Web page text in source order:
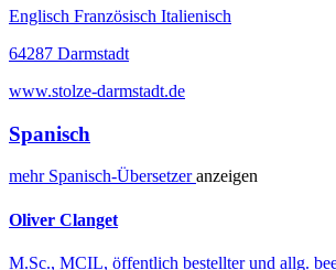
Englisch Französisch Italienisch
64287 Darmstadt
www.stolze-darmstadt.de
Spanisch
mehr Spanisch-Übersetzeranzeigen
Oliver Clanget
M.Sc., MCIL, öffentlich bestellter und allg.